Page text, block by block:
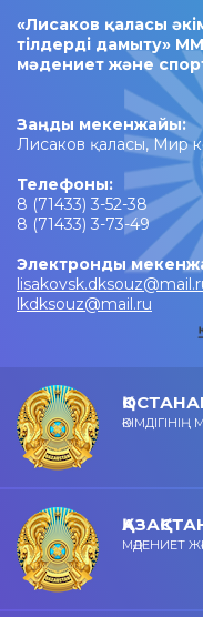
«Лисаков қаласы
тілдерді дамыту»
мәдениет және
Заңды мекенжайы:
Лисаков қаласы, Мир
Телефоны:
8 (71433) 3-52-38
8 (71433) 3-73-49
Электронды
lkdksouz@mail.ru
МӘДЕНИЕТ